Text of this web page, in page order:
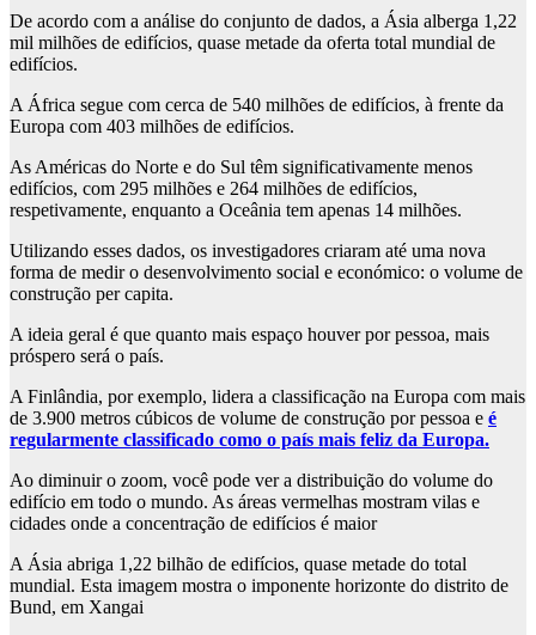
De acordo com a análise do conjunto de dados, a Ásia alberga 1,22
mil milhões de edifícios, quase metade da oferta total mundial de
edifícios.
A África segue com cerca de 540 milhões de edifícios, à frente da
Europa com 403 milhões de edifícios.
As Américas do Norte e do Sul têm significativamente menos
edifícios, com 295 milhões e 264 milhões de edifícios,
respetivamente, enquanto a Oceânia tem apenas 14 milhões.
Utilizando esses dados, os investigadores criaram até uma nova
forma de medir o desenvolvimento social e económico: o volume de
construção per capita.
A ideia geral é que quanto mais espaço houver por pessoa, mais
próspero será o país.
A Finlândia, por exemplo, lidera a classificação na Europa com mais
de 3.900 metros cúbicos de volume de construção por pessoa e é
regularmente classificado como o país mais feliz da Europa.
Ao diminuir o zoom, você pode ver a distribuição do volume do
edifício em todo o mundo. As áreas vermelhas mostram vilas e
cidades onde a concentração de edifícios é maior
A Ásia abriga 1,22 bilhão de edifícios, quase metade do total
mundial. Esta imagem mostra o imponente horizonte do distrito de
Bund, em Xangai